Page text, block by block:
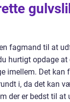
fagmand til at
hurtigt opdage at
imellem. Det kan
i, da det kan
der er bedst til at